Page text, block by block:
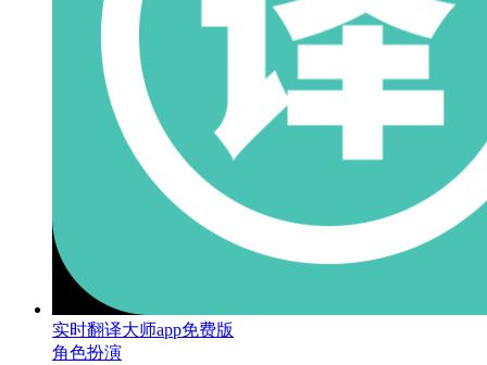
实时翻译大师app免费版
角色扮演